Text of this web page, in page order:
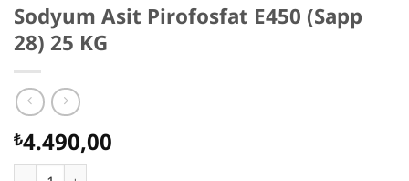
Sodyum Asit Pirofosfat E450 (Sapp
28) 25 KG
₺4.490,00
Sodyum Asit Pirofosfat E450 (Sapp 28) 25 KG adet